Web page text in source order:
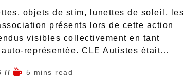
objets de stim, lunettes de soleil, les
présents lors de cette action
visibles collectivement en tant
représentée. CLE Autistes était…
5 mins read